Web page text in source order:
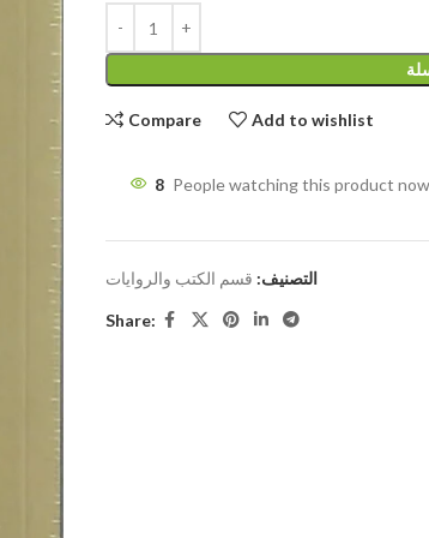
Compare Add to wishlist
8 People watching this product
التصنيف: قسم الكتب والروايات
Share: